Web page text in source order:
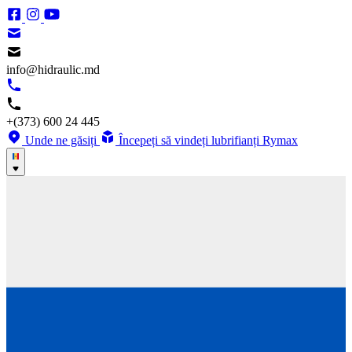
info@hidraulic.md
+(373) 600 24 445
Unde ne găsiți
Începeți să vindeți lubrifianți Rymax